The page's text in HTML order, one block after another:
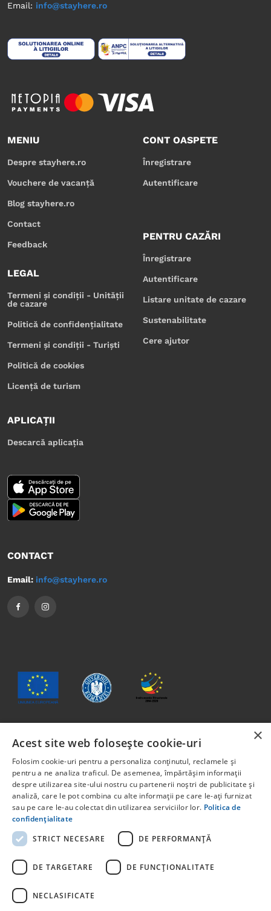
Email: info@stayhere.ro
MENIU
Despre stayhere.ro
Vouchere de vacanță
Blog stayhere.ro
Contact
Feedback
LEGAL
Termeni și condiții - Unității
de cazare
Politică de confidențialitate
Termeni și condiții - Turiști
Politică de cookies
Licență de turism
CONT OASPETE
Înregistrare
Autentificare
PENTRU CAZĂRI
Înregistrare
Autentificare
Listare unitate de cazare
Sustenabilitate
Cere ajutor
APLICAȚII
Descarcă aplicația
CONTACT
Email: info@stayhere.ro
Conținutul acestui material nu reprezintă în mod obligatoriu
poziția oficială a Uniunii Europene sau a Guvernului
României
Proiect cofinanțat din Fondul Social European, prin
Programul Capital Uman 2014 -2020 Axa prioritară 6:
Educație și competențe. Apelul pentru proiecte:
POCU/829/6/13 – Innotech Student. Titlul proiectului:
STUDENT START-UP 1.0 Cod proiect: 142131.
Pentru informații detaliate despre celelate programe
cofinanțate de Uniunea Europeană, vă invităm să vizitați
×
Acest site web folosește cookie-uri
Folosim cookie-uri pentru a personaliza conținutul, reclamele și
pentru a ne analiza traficul. De asemenea, împărtășim informații
despre utilizarea site-ului nostru cu partenerii noștri de publicitate și
analiză, care le pot combina cu alte informații pe care le-ați furnizat
sau pe care le-au colectat din utilizarea serviciilor lor. Politica de
confidențialitate
STRICT NECESARE
DE PERFORMANȚĂ
DE TARGETARE DE FUNCŢIONALITATE
NECLASIFICATE